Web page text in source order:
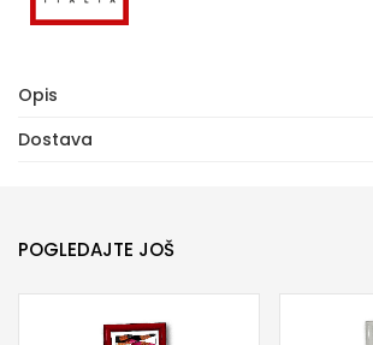
Opis
Dostava
POGLEDAJTE JOŠ